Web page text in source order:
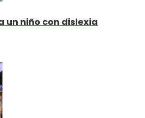
un niño con dislexia